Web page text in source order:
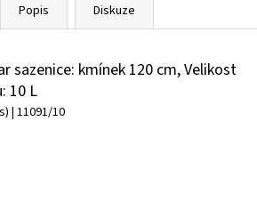
Popis Diskuze
sazenice: kmínek 120 cm, Velikost
10 L
| 11091/10